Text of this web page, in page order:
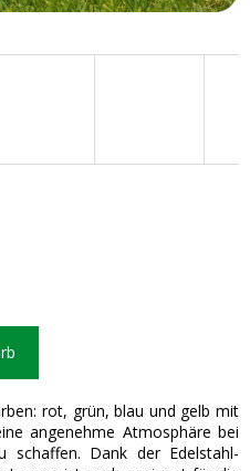
rot, grün, blau und gelb mit
angenehme Atmosphäre bei
schaffen. Dank der Edelstahl-